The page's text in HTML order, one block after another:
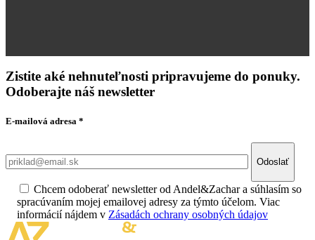
Zistite aké nehnuteľnosti pripravujeme do ponuky.
Odoberajte náš newsletter
E-mailová adresa *
Odoslať
Chcem odoberať newsletter od Andel&Zachar a súhlasím so
spracúvaním mojej emailovej adresy za týmto účelom. Viac
informácií nájdem v Zásadách ochrany osobných údajov